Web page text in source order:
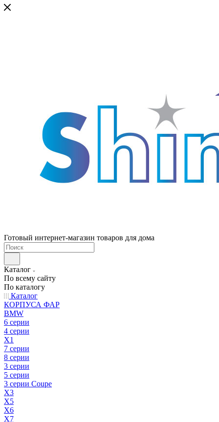
Готовый интернет-магазин товаров для дома
Каталог
По всему сайту
По каталогу
Каталог
КОРПУСА ФАР
BMW
6 серии
4 серии
X1
7 серии
8 серии
3 серии
5 серии
3 серии Coupe
X3
X5
X6
X7